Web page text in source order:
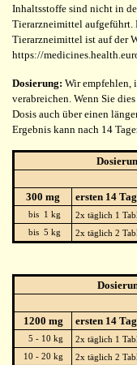
Inhaltsstoffe sind nicht in
Tierarzneimittel aufgeführt.
Tierarzneimittel ist auf der
https://
Dosierung: Wir empfehlen,
verabreichen. Wenn Sie
Dosis auch über einen
Ergebnis kann nach 14
300 mg ersten 14
bis 1 kg 2x täglich 1 Tabl
bis 5 kg
2x täglich 2 Tabl
1200 mg ersten 14
5 - 10 kg 2x täglich 1 Tabl
10 - 20 kg
2x täglich 2 Tabl